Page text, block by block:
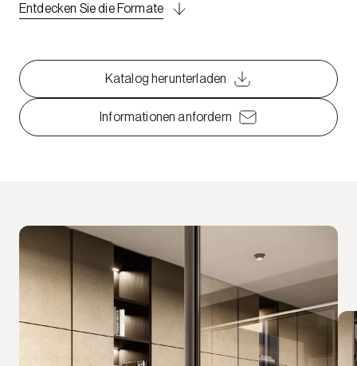
Entdecken Sie die Formate
Katalog herunterladen
Informationen anfordern